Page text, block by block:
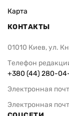
Карта
КОНТАКТЫ
01010 Киев, ул.
Телефон
+380 (44) 280-
Электронная
Электронная